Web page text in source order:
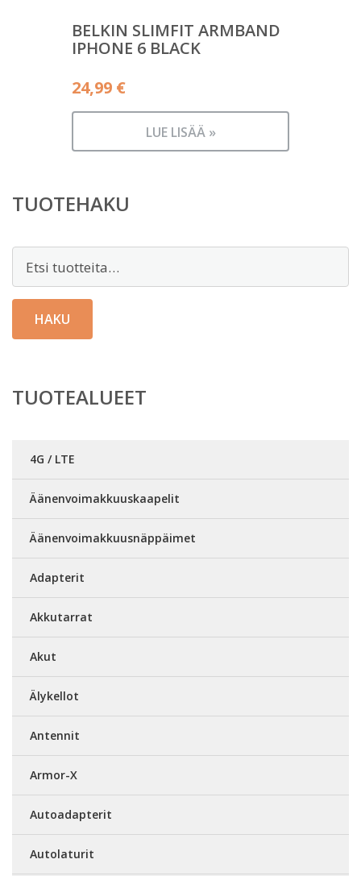
BELKIN SLIMFIT ARMBAND
IPHONE 6 BLACK
24,99 €
LUE LISÄÄ »
TUOTEHAKU
Etsi:
HAKU
TUOTEALUEET
4G / LTE
Äänenvoimakkuuskaapelit
Äänenvoimakkuusnäppäimet
Adapterit
Akkutarrat
Akut
Älykellot
Antennit
Armor-X
Autoadapterit
Autolaturit